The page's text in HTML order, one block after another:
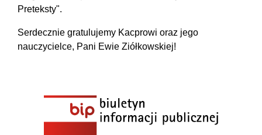
Preteksty".
Serdecznie gratulujemy Kacprowi oraz jego
nauczycielce, Pani Ewie Ziółkowskiej!